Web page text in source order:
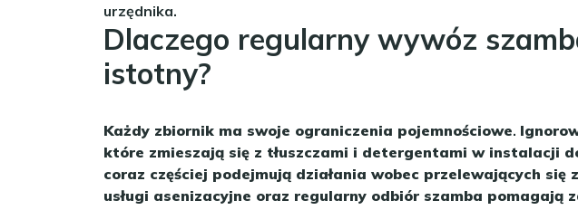
urzędnika.
Dlaczego regularny wywóz
istotny?
Każdy zbiornik ma swoje ograniczenia pojemnościowe.
które zmieszają się z tłuszczami i detergentami w instalacji
coraz częściej podejmują działania wobec przelewających się
usługi asenizacyjne oraz regularny odbiór szamba